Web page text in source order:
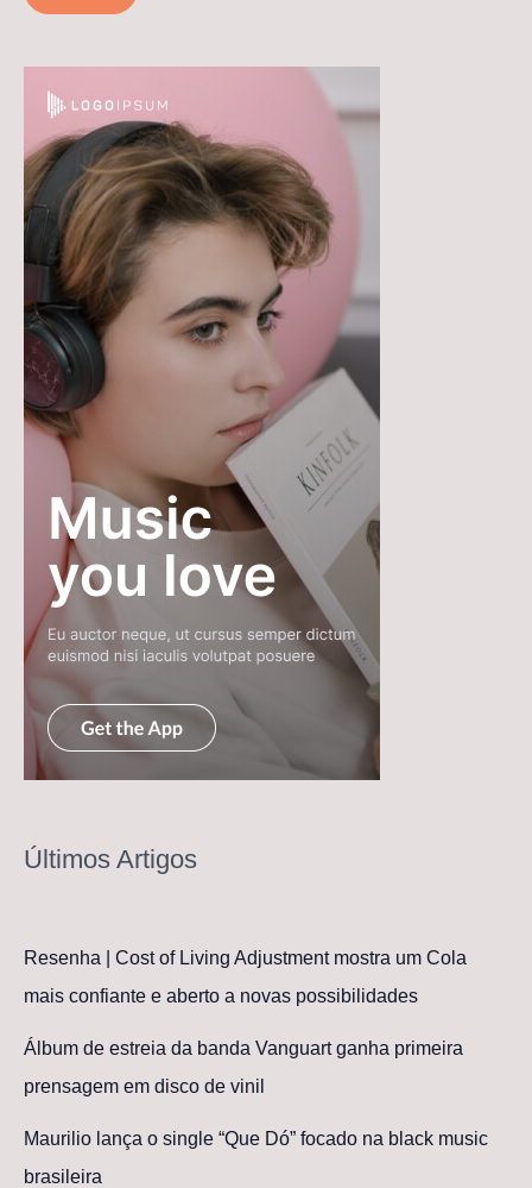
Últimos Artigos
Resenha | Cost of Living Adjustment mostra um Cola
mais confiante e aberto a novas possibilidades
Álbum de estreia da banda Vanguart ganha primeira
prensagem em disco de vinil
Maurilio lança o single “Que Dó” focado na black music
brasileira